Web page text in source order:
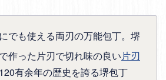
でも使える両刃の万能包丁。堺
作った片刃で切れ味の良い片刃
有余年の歴史を誇る堺包丁